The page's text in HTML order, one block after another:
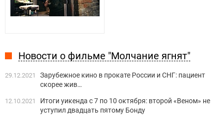
Новости о фильме "Молчание ягнят"
29.12.2021
Зарубежное кино в прокате России и СНГ: пациент
скорее жив…
12.10.2021
Итоги уикенда с 7 по 10 октября: второй «Веном» не
уступил двадцать пятому Бонду